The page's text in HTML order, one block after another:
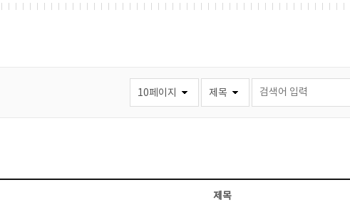
제목